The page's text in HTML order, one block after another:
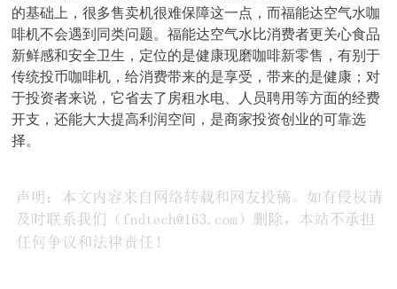
的基础上，很多售卖机很难保障这一点，而福能达空气水咖
啡机不会遇到同类问题。福能达空气水比消费者更关心食品
新鲜感和安全卫生，定位的是健康现磨咖啡新零售，有别于
传统投币咖啡机，给消费带来的是享受，带来的是健康；对
于投资者来说，它省去了房租水电、人员聘用等方面的经费
开支，还能大大提高利润空间，是商家投资创业的可靠选
择。